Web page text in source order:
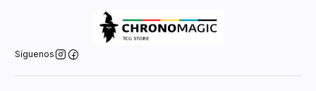
Síguenos